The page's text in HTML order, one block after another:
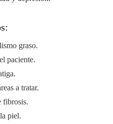
graso.
paciente.
a tratar.
fibrosis.
piel.